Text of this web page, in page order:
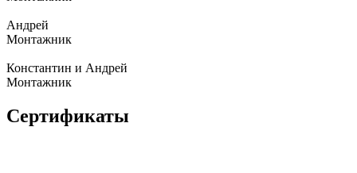
Андрей
Монтажник
Константин и Андрей
Монтажник
Сертификаты